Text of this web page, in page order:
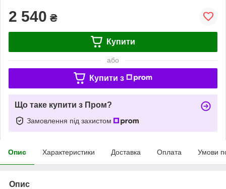
2 540 ₴
Купити
або
Купити з
Що таке купити з Пром?
Замовлення під захистом
Опис Характеристики Доставка Оплата Умови
Опис